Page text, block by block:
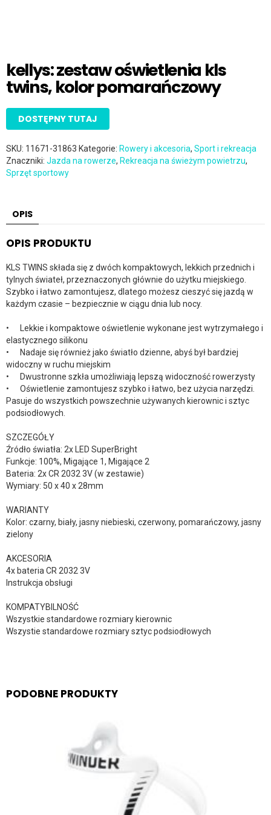
kellys: zestaw oświetlenia kls
twins, kolor pomarańczowy
DOSTĘPNY TUTAJ
SKU: 11671-31863 Kategorie: Rowery i akcesoria, Sport i rekreacja
Znaczniki: Jazda na rowerze, Rekreacja na świeżym powietrzu,
Sprzęt sportowy
OPIS
OPIS PRODUKTU
KLS TWINS składa się z dwóch kompaktowych, lekkich przednich i
tylnych świateł, przeznaczonych głównie do użytku miejskiego.
Szybko i łatwo zamontujesz, dlatego możesz cieszyć się jazdą w
każdym czasie – bezpiecznie w ciągu dnia lub nocy.
• Lekkie i kompaktowe oświetlenie wykonane jest wytrzymałego i
elastycznego silikonu
• Nadaje się również jako światło dzienne, abyś był bardziej
widoczny w ruchu miejskim
• Dwustronne szkła umożliwiają lepszą widoczność rowerzysty
• Oświetlenie zamontujesz szybko i łatwo, bez użycia narzędzi.
Pasuje do wszystkich powszechnie używanych kierownic i sztyc
podsiodłowych.
SZCZEGÓŁY
Źródło światła: 2x LED SuperBright
Funkcje: 100%, Migające 1, Migające 2
Bateria: 2x CR 2032 3V (w zestawie)
Wymiary: 50 x 40 x 28mm
WARIANTY
Kolor: czarny, biały, jasny niebieski, czerwony, pomarańczowy, jasny
zielony
AKCESORIA
4x bateria CR 2032 3V
Instrukcja obsługi
KOMPATYBILNOŚĆ
Wszystkie standardowe rozmiary kierownic
Wszystie standardowe rozmiary sztyc podsiodłowych
PODOBNE PRODUKTY